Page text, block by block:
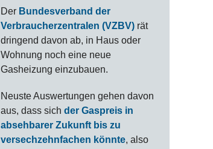
Der Bundesverband der
Verbraucherzentralen (VZBV) rät
dringend davon ab, in Haus oder
Wohnung noch eine neue
Gasheizung einzubauen.
Neuste Auswertungen gehen davon
aus, dass sich der Gaspreis in
absehbarer Zukunft bis zu
versechzehnfachen könnte, also